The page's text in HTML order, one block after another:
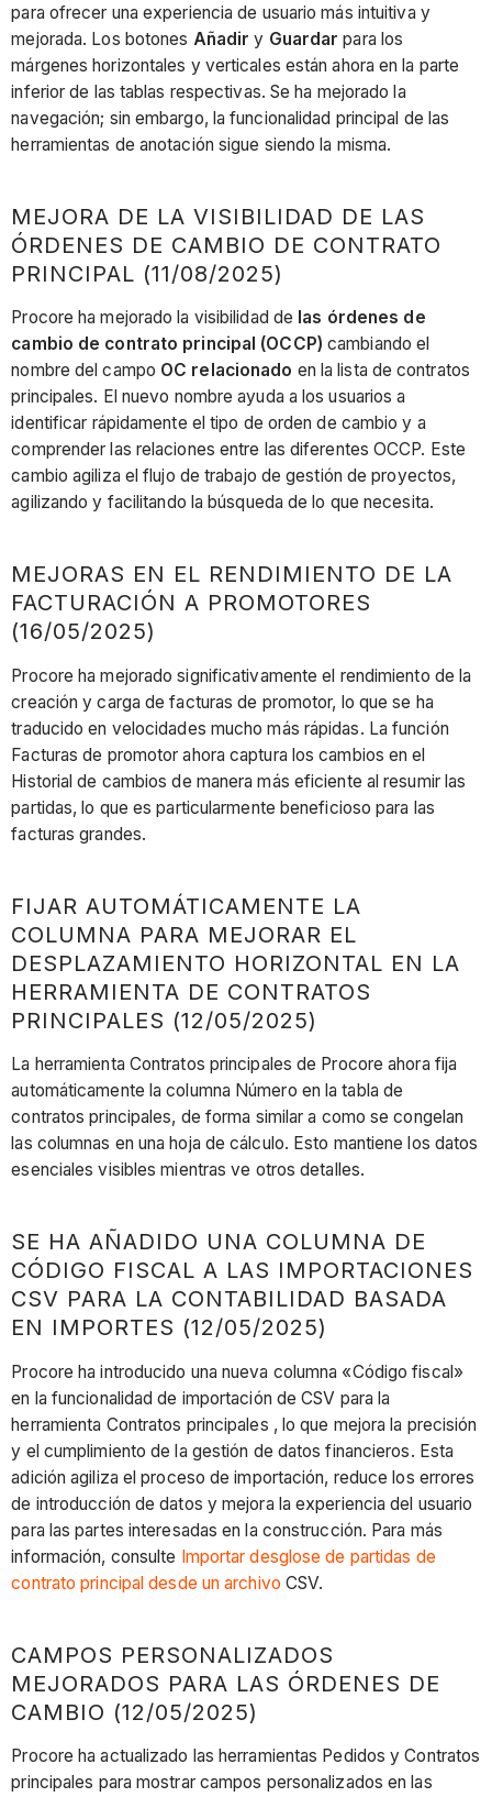
para ofrecer una experiencia de usuario más intuitiva y
mejorada. Los botones Añadiry Guardar para los
márgenes horizontales y verticales están ahora en la parte
inferior de las tablas respectivas. Se ha mejorado la
navegación; sin embargo, la funcionalidad principal de las
herramientas de anotación sigue siendo la misma.
MEJORA DE LA VISIBILIDAD DE LAS
ÓRDENES DE CAMBIO DE CONTRATO
PRINCIPAL (11/08/2025)
Procore ha mejorado la visibilidad de las órdenes de
cambio de contrato principal (OCCP) cambiando el
nombre del campo OC relacionado en la lista de contratos
principales. El nuevo nombre ayuda a los usuarios a
identificar rápidamente el tipo de orden de cambio y a
comprender las relaciones entre las diferentes OCCP. Este
cambio agiliza el flujo de trabajo de gestión de proyectos,
agilizando y facilitando la búsqueda de lo que necesita.
MEJORAS EN EL RENDIMIENTO DE LA
FACTURACIÓN A PROMOTORES
(16/05/2025)
Procore ha mejorado significativamente el rendimiento de la
creación y carga de facturas de promotor, lo que se ha
traducido en velocidades mucho más rápidas. La función
Facturas de promotor ahora captura los cambios en el
Historial de cambios de manera más eficiente al resumir las
partidas, lo que es particularmente beneficioso para las
facturas grandes.
FIJAR AUTOMÁTICAMENTE LA
COLUMNA PARA MEJORAR EL
DESPLAZAMIENTO HORIZONTAL EN LA
HERRAMIENTA DE CONTRATOS
PRINCIPALES (12/05/2025)
La herramienta Contratos principales de Procore ahora fija
automáticamente la columna Número en la tabla de
contratos principales, de forma similar a como se congelan
las columnas en una hoja de cálculo. Esto mantiene los datos
esenciales visibles mientras ve otros detalles.
SE HA AÑADIDO UNA COLUMNA DE
CÓDIGO FISCAL A LAS IMPORTACIONES
CSV PARA LA CONTABILIDAD BASADA
EN IMPORTES (12/05/2025)
Procore ha introducido una nueva columna «Código fiscal»
en la funcionalidad de importación de CSV para la
herramienta Contratos principales , lo que mejora la precisión
y el cumplimiento de la gestión de datos financieros. Esta
adición agiliza el proceso de importación, reduce los errores
de introducción de datos y mejora la experiencia del usuario
para las partes interesadas en la construcción. Para más
información, consulte Importar desglose de partidas de
contrato principal desde un archivo CSV.
CAMPOS PERSONALIZADOS
MEJORADOS PARA LAS ÓRDENES DE
CAMBIO (12/05/2025)
Procore ha actualizado las herramientas Pedidos y Contratos
principales para mostrar campos personalizados en las